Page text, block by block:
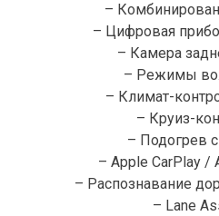
–
– Цифровая
– Камера
– Режимы
– Климат-
– Круиз-
– Подогрев
– Apple CarPlay /
– Распознавание
– Lane